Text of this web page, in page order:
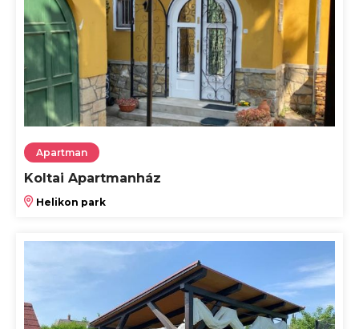
Apartman
Koltai Apartmanház
Helikon park